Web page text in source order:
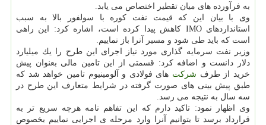
به فرآورده های میان تقطیر اختصاص می یابد.
وی با بیان این كه قیمت نفت كوره با سولفور بالا به سبب
استانداردهای IMO كاهش پیدا كرده است، اشاره كرد: این راهی
است كه باید طی شود و مسیر آنرا باز نماییم.
وزیر نفت سرمایه گذاری مورد نیاز اجرای این طرح را یك میلیارد
دلار دانست و اضافه كرد: قسمتی از این تامین مالی بعنوان پیش
خرید از طرف شركت های فولادی و آلومینیوم تامین خواهد شد كه
طبق پیش بینی های صورت گرفته در شرایط متعارف این طرح در
سه سال به نتیجه می رسد.
وی اظهار نمود: تاكید دارم كه این تفاهم نامه هرچه سریع تر به
قرارداد برسد تا بتوانیم آنرا وارد مرحله ی اجرایی نماییم بخصوص